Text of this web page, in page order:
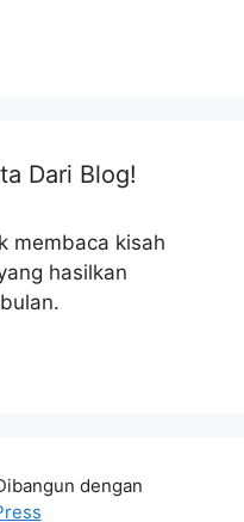
Dari Blog!
membaca kisah
hasilkan
dengan